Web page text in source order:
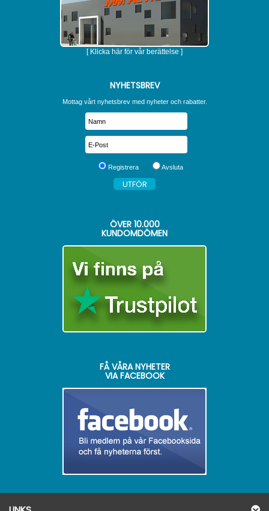
[ Klicka här för vår berättelse ]
NYHETSBREV
Mottag vårt nyhetsbrev med nyheter och rabatter.
Registrera Avsluta
ÖVER 10.000
KUNDOMDÖMEN
FÅ VÅRA NYHETER
VIA FACEBOOK